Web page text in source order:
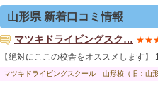
山形県 新着口コミ情報
マツキドライビングスク…
【絶対にここの校舎をオススメします】
マツキドライビングスクール 山形校（旧：山形